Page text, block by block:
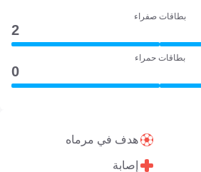
بطاقات صفراء
2
بطاقات حمراء
0
هدف في مرماه
إصابة